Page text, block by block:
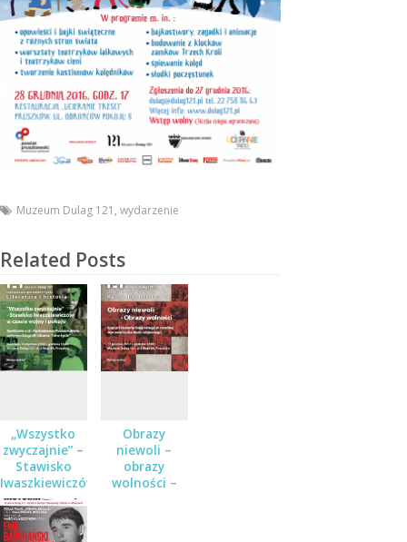
Muzeum Dulag 121 , wydarzenie
Related Posts
„Wszystko
zwyczajnie” –
Stawisko
Iwaszkiewiczów
w czasie
wojny i
pokoju
Obrazy
niewoli –
obrazy
wolności –